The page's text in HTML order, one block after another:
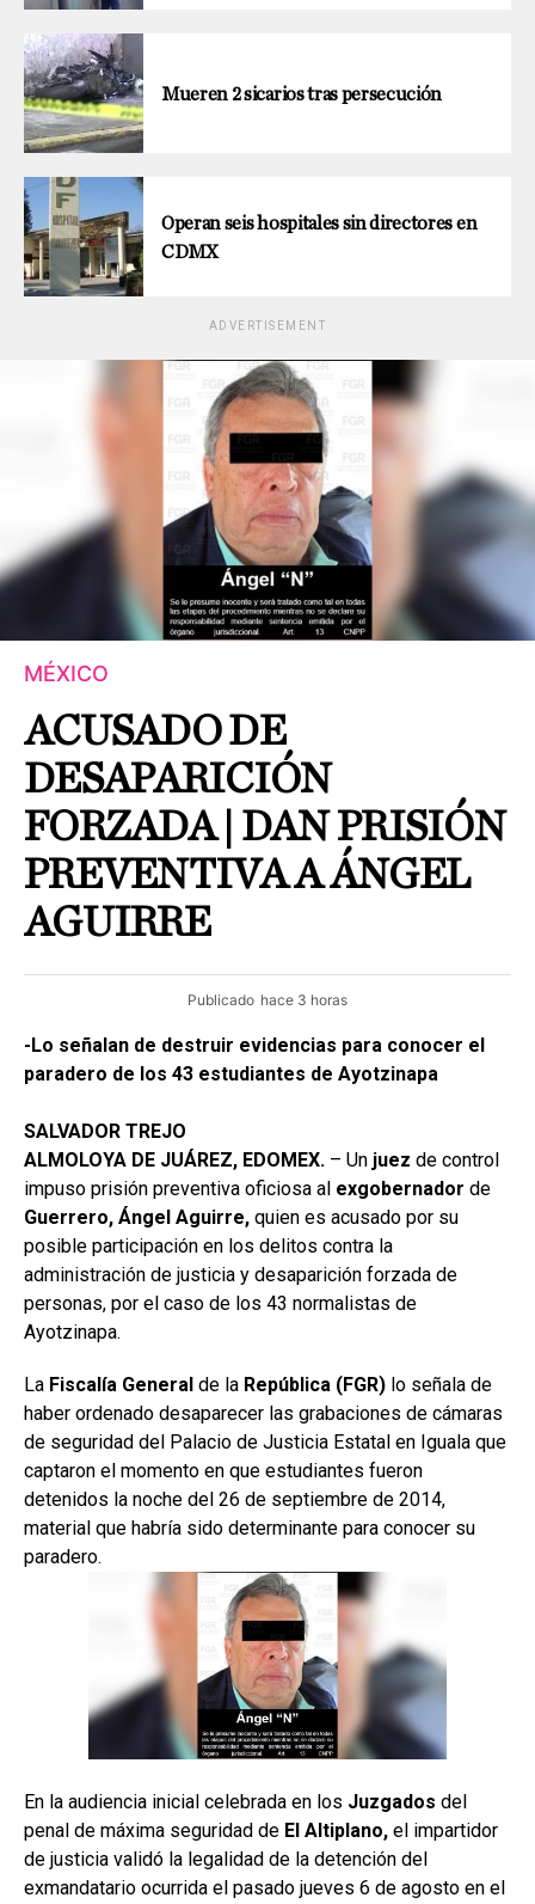
Mueren 2 sicarios tras persecución
Operan seis hospitales sin directores en
CDMX
ADVERTISEMENT
MÉXICO
ACUSADO DE
DESAPARICIÓN
FORZADA | DAN PRISIÓN
PREVENTIVA A ÁNGEL
AGUIRRE
Publicado hace 3 horas
-Lo señalan de destruir evidencias para conocer el
paradero de los 43 estudiantes de Ayotzinapa
SALVADOR TREJO
ALMOLOYA DE JUÁREZ, EDOMEX. – Un juez de control
impuso prisión preventiva oficiosa al exgobernador de
Guerrero, Ángel Aguirre, quien es acusado por su
posible participación en los delitos contra la
administración de justicia y desaparición forzada de
personas, por el caso de los 43 normalistas de
Ayotzinapa.
La Fiscalía General de la República (FGR) lo señala de
haber ordenado desaparecer las grabaciones de cámaras
de seguridad del Palacio de Justicia Estatal en Iguala que
captaron el momento en que estudiantes fueron
detenidos la noche del 26 de septiembre de 2014,
material que habría sido determinante para conocer su
paradero.
En la audiencia inicial celebrada en los Juzgados del
penal de máxima seguridad de El Altiplano, el impartidor
de justicia validó la legalidad de la detención del
exmandatario ocurrida el pasado jueves 6 de agosto en el